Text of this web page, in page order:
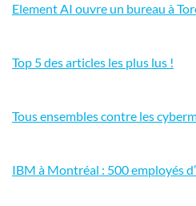
Element AI ouvre un bureau à
Top 5 des articles les plus lus !
Tous ensembles contre les
IBM à Montréal : 500 employés